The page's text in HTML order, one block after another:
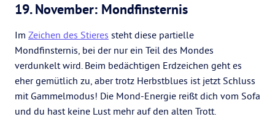
19. November: Mondfinsternis
Im Zeichen des Stieres steht diese partielle
Mondfinsternis, bei der nur ein Teil des Mondes
verdunkelt wird. Beim bedächtigen Erdzeichen geht es
eher gemütlich zu, aber trotz Herbstblues ist jetzt Schluss
mit Gammelmodus! Die Mond-Energie reißt dich vom Sofa
und du hast keine Lust mehr auf den alten Trott.